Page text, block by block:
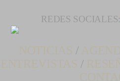
REDES SOCIALES:
/
/